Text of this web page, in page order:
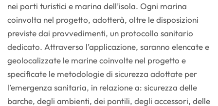
nei porti turistici e marina dell’isola. Ogni marina
coinvolta nel progetto, adotterà, oltre le disposizioni
previste dai provvedimenti, un protocollo sanitario
dedicato. Attraverso l’applicazione, saranno elencate e
geolocalizzate le marine coinvolte nel progetto e
specificate le metodologie di sicurezza adottate per
l’emergenza sanitaria, in relazione a: sicurezza delle
barche, degli ambienti, dei pontili, degli accessori, delle